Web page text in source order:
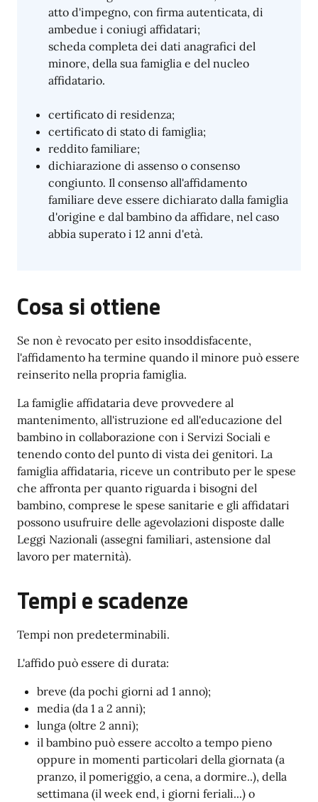
atto d'impegno, con firma autenticata, di
ambedue i coniugi affidatari;
scheda completa dei dati anagrafici del
minore, della sua famiglia e del nucleo
affidatario.
certificato di residenza;
certificato di stato di famiglia;
reddito familiare;
dichiarazione di assenso o consenso
congiunto. Il consenso all'affidamento
familiare deve essere dichiarato dalla famiglia
d'origine e dal bambino da affidare, nel caso
abbia superato i 12 anni d'età.
Cosa si ottiene
Se non è revocato per esito insoddisfacente,
l'affidamento ha termine quando il minore può essere
reinserito nella propria famiglia.
La famiglie affidataria deve provvedere al
mantenimento, all'istruzione ed all'educazione del
bambino in collaborazione con i Servizi Sociali e
tenendo conto del punto di vista dei genitori. La
famiglia affidataria, riceve un contributo per le spese
che affronta per quanto riguarda i bisogni del
bambino, comprese le spese sanitarie e gli affidatari
possono usufruire delle agevolazioni disposte dalle
Leggi Nazionali (assegni familiari, astensione dal
lavoro per maternità).
Tempi e scadenze
Tempi non predeterminabili.
L'affido può essere di durata:
breve (da pochi giorni ad 1 anno);
media (da 1 a 2 anni);
lunga (oltre 2 anni);
il bambino può essere accolto a tempo pieno
oppure in momenti particolari della giornata (a
pranzo, il pomeriggio, a cena, a dormire..), della
settimana (il week end, i giorni feriali...) o